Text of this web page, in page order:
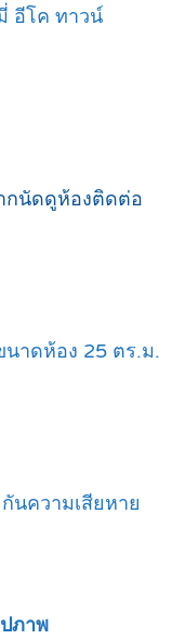
อีโค ทาวน์
กนัดดูห้องติดต่อ
นาดห้อง 25 ตร.ม.
นความเสียหาย
ภาพ